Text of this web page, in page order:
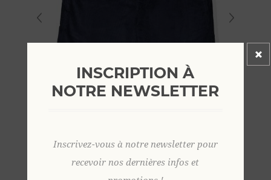
INSCRIPTION À
NOTRE NEWSLETTER
Inscrivez-vous à notre newsletter pour
recevoir nos dernières infos et